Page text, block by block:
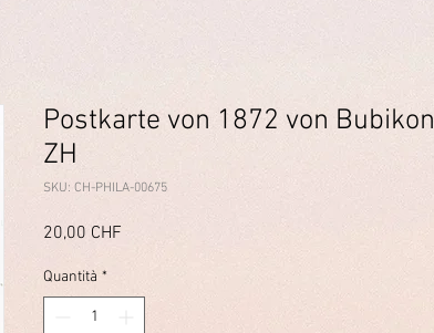
Postkarte von 1872 von Bubikon
ZH
SKU: CH-PHILA-00675
20,00 CHF
Quantità *